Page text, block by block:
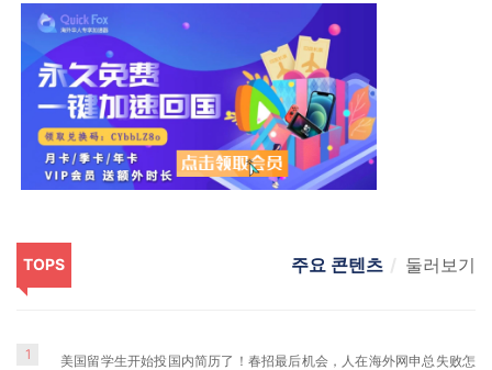
TOPS 주요 콘텐츠 둘러보기
1 美国留学生开始投国内简历了！春招最后机会，人在海外网申总失败怎